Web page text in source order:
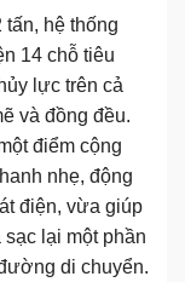
hệ thống
14 chỗ tiêu
lực trên cả
và đồng đều.
điểm cộng
nhẹ, động
điện, vừa giúp
lại một phần
di chuyển.